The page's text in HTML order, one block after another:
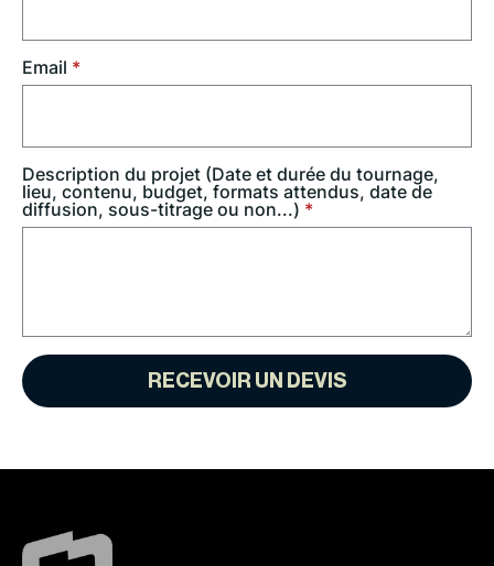
Email *
Description du projet (Date et durée du tournage,
lieu, contenu, budget, formats attendus, date de
diffusion, sous-titrage ou non...) *
RECEVOIR UN DEVIS